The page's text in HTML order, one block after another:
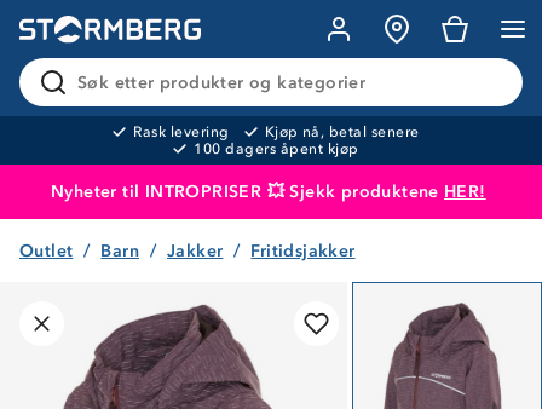
Søk etter produkter og kategorier
Rask levering
Kjøp nå, betal senere
100 dagers åpent kjøp
Nyheter til INTROPRISER 💥 Sjekk produktene HER!
Produktet er lagt i handlekurven
Outlet Barn Jakker Fritidsjakker